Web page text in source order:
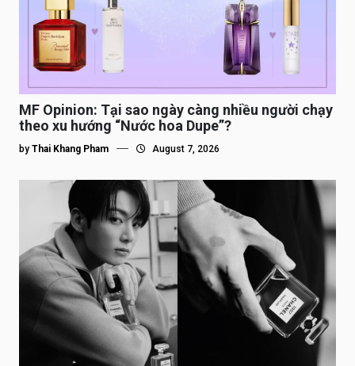
MF Opinion: Tại sao ngày càng nhiều người chạy
theo xu hướng “Nước hoa Dupe”?
by Thai Khang Pham August 7, 2026